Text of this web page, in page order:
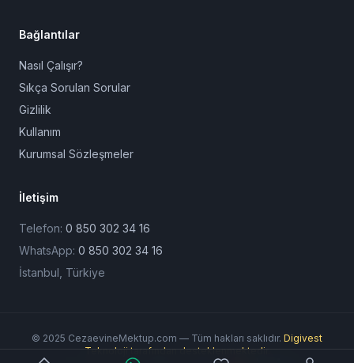
Bağlantılar
Nasıl Çalışır?
Sıkça Sorulan Sorular
Gizlilik
Kullanım
Kurumsal Sözleşmeler
İletişim
Telefon: 0 850 302 34 16
WhatsApp: 0 850 302 34 16
İstanbul, Türkiye
© 2025 CezaevineMektup.com — Tüm hakları saklıdır. Digivest
Teknoloji tarafından desteklenmektedir.